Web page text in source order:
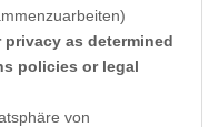
as determined
policies or legal
von